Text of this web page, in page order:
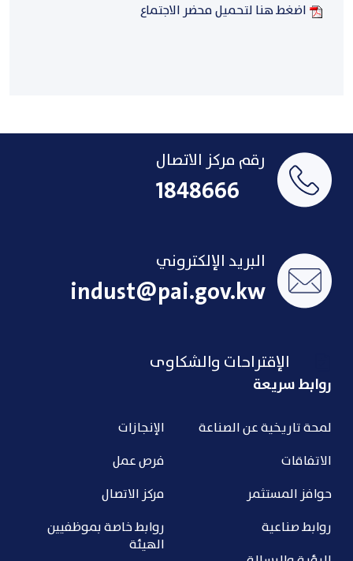
اضغط هنا لتحميل محضر الاجتماع
رقم مركز الاتصال
1848666
البريد الإلكتروني
indust@pai.gov.kw
الإقتراحات والشكاوى
روابط سريعة
لمحة تاريخية عن الصناعة
الاتفاقات
حوافز المستثمر
روابط صناعية
الإنجازات
فرص عمل
مركز الاتصال
روابط خاصة بموظفيين
الهيئة